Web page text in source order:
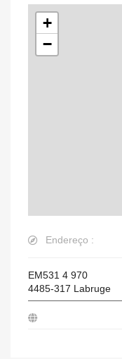
+
−
Endereço :
EM531 4 970
4485-317 Labruge